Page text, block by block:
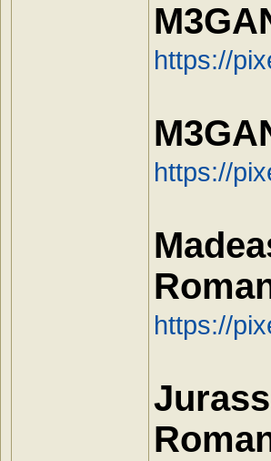
https://
https://
https://